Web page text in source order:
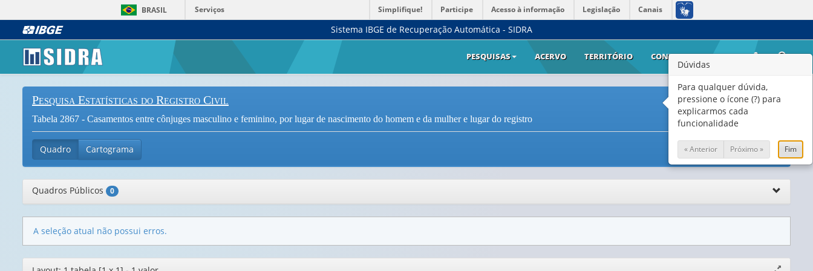
BRASIL Serviços Simplifique! Participe Acesso à informação Legislação Canais
Sistema IBGE de Recuperação Automática - SIDRA
PESQUISAS ACERVO TERRITÓRIO CONTATO AJUDA
Pesquisa Estatísticas do Registro Civil
Tabela 2867 - Casamentos entre cônjuges masculino e feminino, por lugar de nascimento do homem e da mulher e lugar do registro
Quadro Cartograma
Quadros Públicos 0
A seleção atual não possui erros.
Dúvidas
Para qualquer dúvida,
pressione o ícone (?) para
explicarmos cada
funcionalidade
« Anterior Próximo » Fim